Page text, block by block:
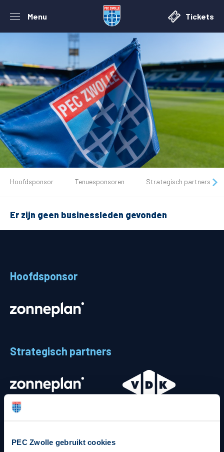
PEC Zwolle gebruikt cookies
Menu Tickets
De club
Tickets
Matchdays
Supporters
MVO & Regio
Fanshop
Hoofdsponsor Tenuesponsoren Strategisch partners
Er zijn geen businessleden gevonden
Hoofdsponsor
Strategisch partners